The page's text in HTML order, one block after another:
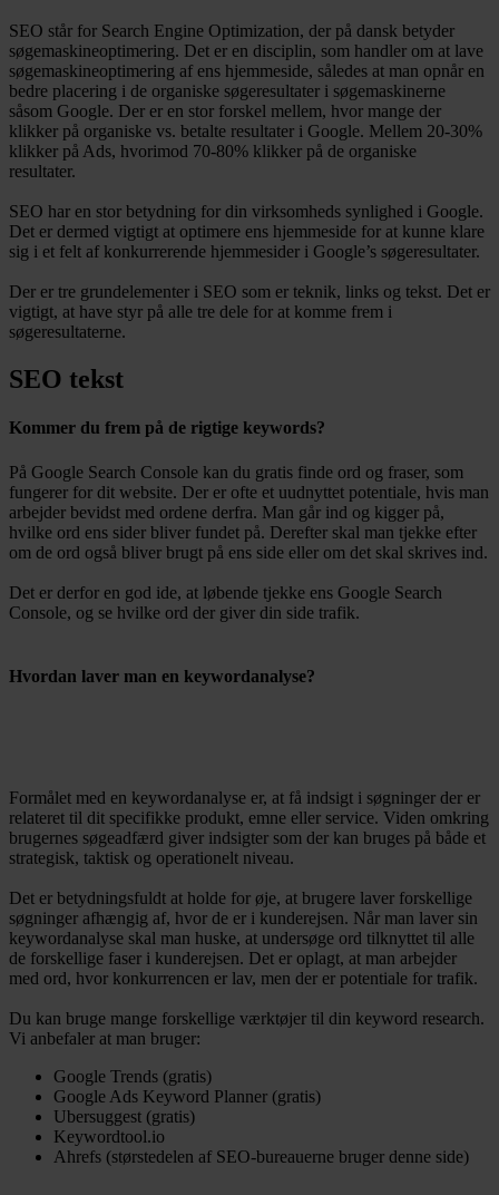
SEO står for Search Engine Optimization, der på dansk betyder
søgemaskineoptimering. Det er en disciplin, som handler om at lave
søgemaskineoptimering af ens hjemmeside, således at man opnår en
bedre placering i de organiske søgeresultater i søgemaskinerne
såsom Google. Der er en stor forskel mellem, hvor mange der
klikker på organiske vs. betalte resultater i Google. Mellem 20-30%
klikker på Ads, hvorimod 70-80% klikker på de organiske
resultater.
SEO har en stor betydning for din virksomheds synlighed i Google.
Det er dermed vigtigt at optimere ens hjemmeside for at kunne klare
sig i et felt af konkurrerende hjemmesider i Google’s søgeresultater.
Der er tre grundelementer i SEO som er teknik, links og tekst. Det er
vigtigt, at have styr på alle tre dele for at komme frem i
søgeresultaterne.
SEO tekst
Kommer du frem på de rigtige keywords?
På Google Search Console kan du gratis finde ord og fraser, som
fungerer for dit website. Der er ofte et uudnyttet potentiale, hvis man
arbejder bevidst med ordene derfra. Man går ind og kigger på,
hvilke ord ens sider bliver fundet på. Derefter skal man tjekke efter
om de ord også bliver brugt på ens side eller om det skal skrives ind.
Det er derfor en god ide, at løbende tjekke ens Google Search
Console, og se hvilke ord der giver din side trafik.
Hvordan laver man en keywordanalyse?
Formålet med en keywordanalyse er, at få indsigt i søgninger der er
relateret til dit specifikke produkt, emne eller service. Viden omkring
brugernes søgeadfærd giver indsigter som der kan bruges på både et
strategisk, taktisk og operationelt niveau.
Det er betydningsfuldt at holde for øje, at brugere laver forskellige
søgninger afhængig af, hvor de er i kunderejsen. Når man laver sin
keywordanalyse skal man huske, at undersøge ord tilknyttet til alle
de forskellige faser i kunderejsen. Det er oplagt, at man arbejder
med ord, hvor konkurrencen er lav, men der er potentiale for trafik.
Du kan bruge mange forskellige værktøjer til din keyword research.
Vi anbefaler at man bruger:
Google Trends (gratis)
Google Ads Keyword Planner (gratis)
Ubersuggest (gratis)
Keywordtool.io
Ahrefs (størstedelen af SEO-bureauerne bruger denne side)